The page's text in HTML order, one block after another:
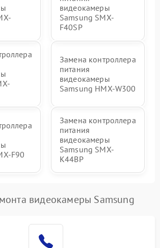
видеокамеры
Samsung SMX-
F40SP
Замена контроллера
питания
видеокамеры
Samsung HMX-W300
F90
Замена контроллера
питания
видеокамеры
Samsung SMX-
K44BP
видеокамеры Samsung